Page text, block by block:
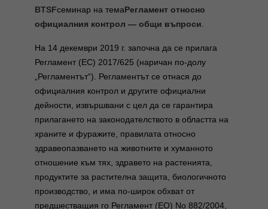
BTSFсеминар на тема Регламент относно
официалния контрол — общи въпроси.
На 14 декември 2019 г. започна да се прилага
Регламент (ЕС) 2017/625 (наричан по-долу
„Регламентът“). Регламентът се отнася до
официалния контрол и другите официални
дейности, извършвани с цел да се гарантира
прилагането на законодателството в областта на
храните и фуражите, правилата относно
здравеопазването на животните и хуманното
отношение към тях, здравето на растенията,
продуктите за растителна защита, биологичното
производство, и има по-широк обхват от
предшестващия го Регламент (ЕО) No 882/2004,